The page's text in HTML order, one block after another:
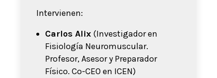
Intervienen:
Carlos Alix(Investigador en
Fisiología Neuromuscular.
Profesor, Asesor y Preparador
Físico. Co-CEO en ICEN)